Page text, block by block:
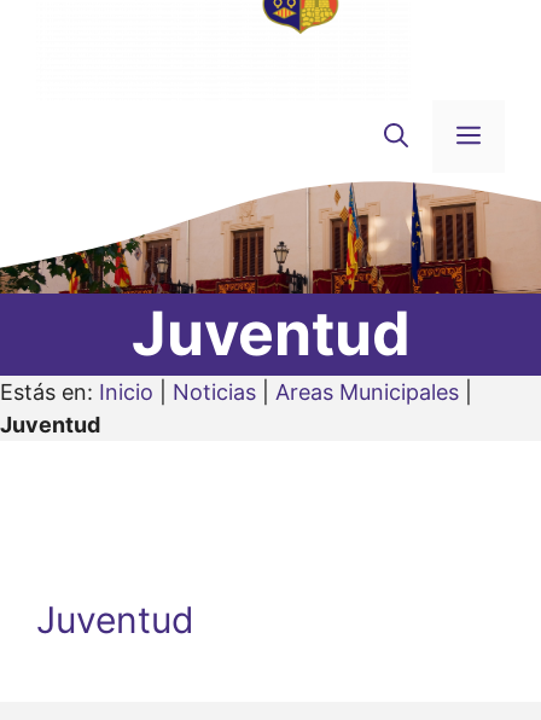
Juventud
Estás en: Inicio Noticias Areas Municipales
Juventud
Juventud